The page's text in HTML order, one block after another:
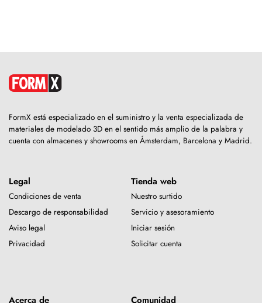
FormX está especializado en el suministro y la venta especializada de
materiales de modelado 3D en el sentido más amplio de la palabra y
cuenta con almacenes y showrooms en Ámsterdam, Barcelona y Madrid.
Legal
Condiciones de venta
Descargo de responsabilidad
Aviso legal
Privacidad
Tienda web
Nuestro surtido
Servicio y asesoramiento
Iniciar sesión
Solicitar cuenta
Acerca de Comunidad